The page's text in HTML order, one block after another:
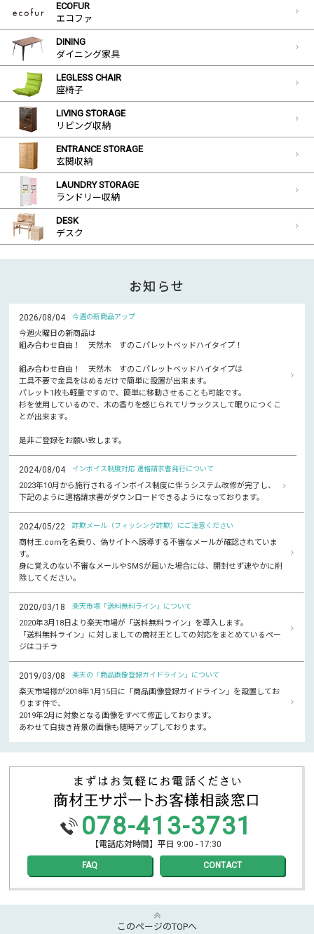
ECOFUR
エコファ
DINING
ダイニング家具
LEGLESS CHAIR
座椅子
LIVING STORAGE
リビング収納
ENTRANCE STORAGE
玄関収納
LAUNDRY STORAGE
ランドリー収納
DESK
デスク
お知らせ
2026/08/04 今週の新商品アップ
今週火曜日の新商品は
組み合わせ自由！ 天然木 すのこパレットベッドハイタイプ！
組み合わせ自由！ 天然木 すのこパレットベッドハイタイプは
工具不要で金具をはめるだけで簡単に設置が出来ます。
パレット1枚も軽量ですので、簡単に移動させることも可能です。
杉を使用しているので、木の香りを感じられてリラックスして眠りにつくこ
とが出来ます。
是非ご登録をお願い致します。
2024/08/04 インボイス制度対応 適格請求書発行について
2023年10月から施行されるインボイス制度に伴うシステム改修が完了し、
下記のように適格請求書がダウンロードできるようになっております。
2024/05/22 詐欺メール（フィッシング詐欺）にご注意ください
商材王.comを名乗り、偽サイトへ誘導する不審なメールが確認されていま
す。
身に覚えのない不審なメールやSMSが届いた場合には、開封せず速やかに削
除してください。
2020/03/18 楽天市場「送料無料ライン」について
2020年3月18日より楽天市場が「送料無料ライン」を導入します。
「送料無料ライン」に対しましての商材王としての対応をまとめているペー
ジはコチラ
2019/03/08 楽天の「商品画像登録ガイドライン」について
楽天市場様が2018年1月15日に「商品画像登録ガイドライン」を設置してお
ります件で、
2019年2月に対象となる画像をすべて修正しております。
あわせて白抜き背景の画像も随時アップしております。
078-413-3731
【電話応対時間】平日 9:00 - 17:30
FAQ CONTACT
このページのTOPへ